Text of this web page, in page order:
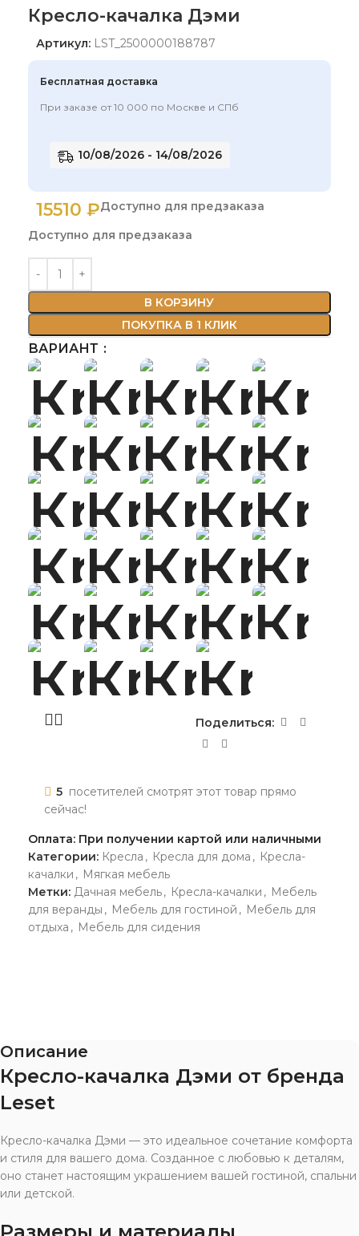
Кресло-качалка Дэми
Артикул: LST_2500000188787
Бесплатная доставка
При заказе от 10 000 по Москве и СПб
10/08/2026 - 14/08/2026
15510 ₽Доступно для предзаказа
Доступно для предзаказа
В КОРЗИНУ
ПОКУПКА В 1 КЛИК
ВАРИАНТ
Поделиться:
5 посетителей смотрят этот товар прямо
сейчас!
Оплата: При получении картой или наличными
Категории: Кресла , Кресла для дома , Кресла-
качалки , Мягкая мебель
Метки: Дачная мебель, Кресла-качалки , Мебель
для веранды , Мебель для гостиной , Мебель для
отдыха , Мебель для сидения
Описание
Кресло-качалка Дэми от бренда
Leset
Кресло-качалка Дэми — это идеальное сочетание комфорта
и стиля для вашего дома. Созданное с любовью к деталям,
оно станет настоящим украшением вашей гостиной, спальни
или детской.